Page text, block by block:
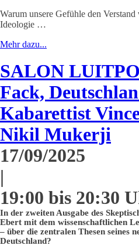
Warum unsere Gefühle den
Ideologie …
Mehr dazu...
SALON
Fack,
Kabarettist
Nikil Mukerji
17/09/2025
|
19:00 bis 20:30
In der zweiten Ausgabe des
Ebert mit dem wissenschaftlichen
– über die zentralen Thesen seines
Deutschland?